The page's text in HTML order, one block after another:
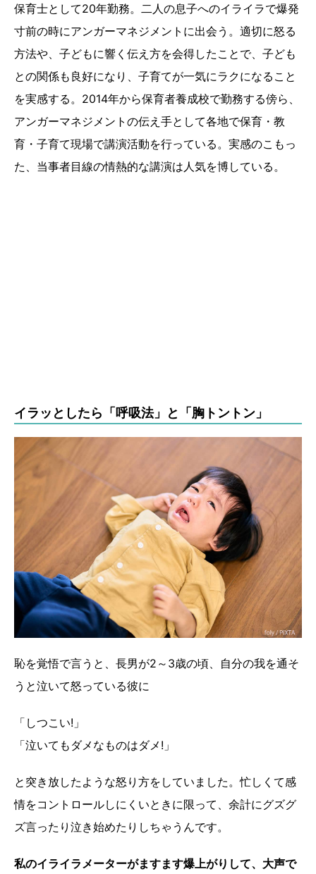
保育士として20年勤務。二人の息子へのイライラで爆発
寸前の時にアンガーマネジメントに出会う。適切に怒る
方法や、子どもに響く伝え方を会得したことで、子ども
との関係も良好になり、子育てが一気にラクになること
を実感する。2014年から保育者養成校で勤務する傍ら、
アンガーマネジメントの伝え手として各地で保育・教
育・子育て現場で講演活動を行っている。実感のこもっ
た、当事者目線の情熱的な講演は人気を博している。
イラッとしたら「呼吸法」と「胸トントン」
恥を覚悟で言うと、長男が2～3歳の頃、自分の我を通そ
うと泣いて怒っている彼に
「しつこい!」
「泣いてもダメなものはダメ!」
と突き放したような怒り方をしていました。忙しくて感
情をコントロールしにくいときに限って、余計にグズグ
ズ言ったり泣き始めたりしちゃうんです。
私のイライラメーターがますます爆上がりして、大声で